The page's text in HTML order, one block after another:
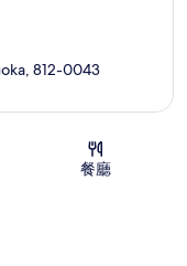
812-0043
餐廳